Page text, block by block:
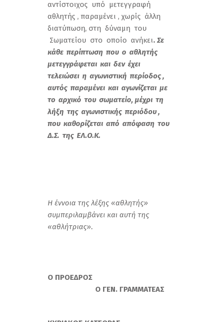
αντίστοιχος υπό μετεγγραφή
αθλητής , παραμένει , χωρίς άλλη
διατύπωση, στη δύναμη του
Σωματείου στο οποίο ανήκει.Σε
κάθε περίπτωση που ο αθλητής
μετεγγράφεται και δεν έχει
τελειώσει η αγωνιστική περίοδος ,
αυτός παραμένει και αγωνίζεται με
το αρχικό του σωματείο, μέχρι τη
λήξη της αγωνιστικής περιόδου ,
που καθορίζεται από απόφαση του
Δ.Σ. της ΕΛ.Ο.Κ.
Η έννοια της λέξης «αθλητής»
συμπεριλαμβάνει και αυτή της
«αθλήτριας».
Ο ΠΡΟΕΔΡΟΣ
Ο ΓΕΝ. ΓΡΑΜΜΑΤΕΑΣ